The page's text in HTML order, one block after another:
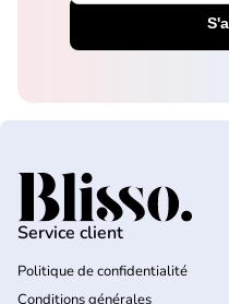
Accueil
Service client
Politique de confidentialité
Conditions générales